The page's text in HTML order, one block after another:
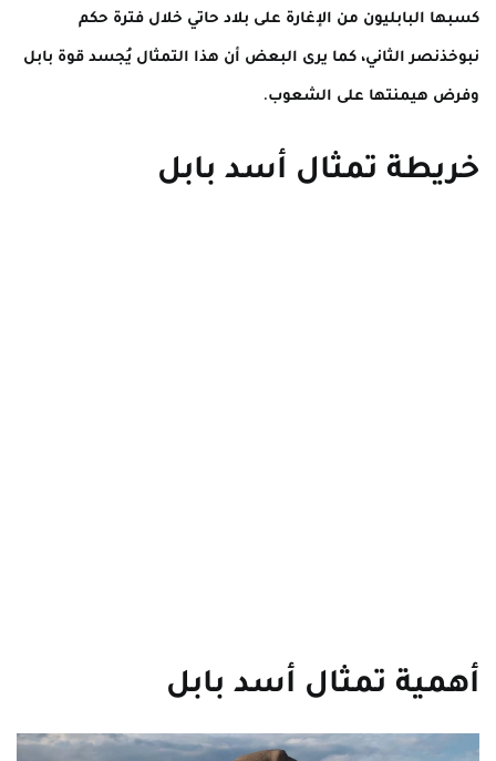
كسبها البابليون من الإغارة على بلاد حاتي خلال فترة حكم
نبوخذنصر الثاني، كما يرى البعض أن هذا التمثال يُجسد قوة بابل
وفرض هيمنتها على الشعوب.
خريطة تمثال أسد بابل
أهمية تمثال أسد بابل